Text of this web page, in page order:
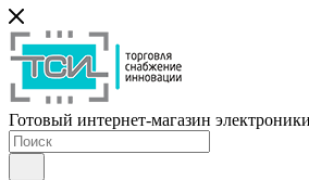
Готовый интернет-магазин электроники